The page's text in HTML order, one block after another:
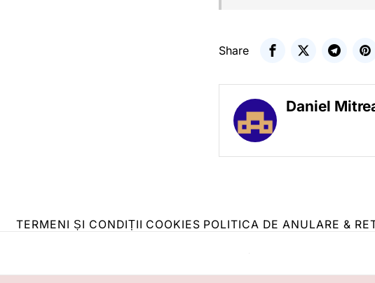
Share
Daniel
TERMENI ȘI CONDIȚII COOKIES POLITICA DE ANULARE &